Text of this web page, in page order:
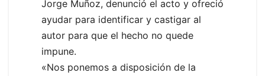
Jorge Muñoz, denunció el acto y ofreció
ayudar para identificar y castigar al
autor para que el hecho no quede
impune.
«Nos ponemos a disposición de la